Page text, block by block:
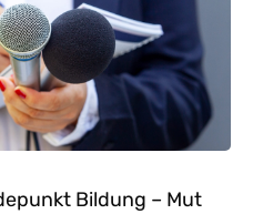
Bildung – Mut